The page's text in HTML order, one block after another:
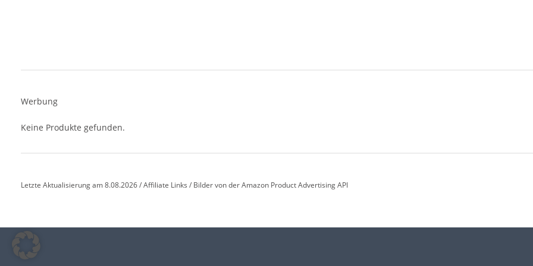
Werbung
Keine Produkte gefunden.
Letzte Aktualisierung am 8.08.2026 / Affiliate Links / Bilder von der Amazon Product Advertising API